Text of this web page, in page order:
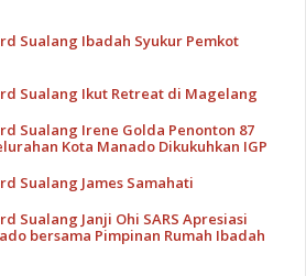
Sualang Ibadah Syukur Pemkot
Sualang Ikut Retreat di Magelang
Sualang Irene Golda Penonton 87
Kota Manado Dikukuhkan IGP
Sualang James Samahati
Sualang Janji Ohi SARS Apresiasi
bersama Pimpinan Rumah Ibadah